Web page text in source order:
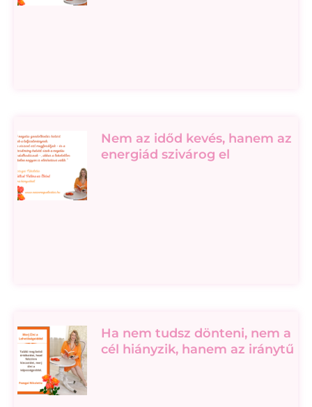
Nem az időd kevés, hanem az
energiád szivárog el
Ha nem tudsz dönteni, nem a
cél hiányzik, hanem az iránytű